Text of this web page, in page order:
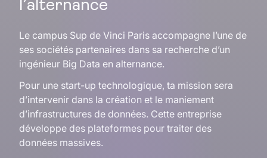
l’alternance
Le campus Sup de Vinci Paris accompagne l’une de
ses sociétés partenaires dans sa recherche d’un
ingénieur Big Data en alternance.
Pour une start-up technologique, ta mission sera
d’intervenir dans la création et le maniement
d’infrastructures de données. Cette entreprise
développe des plateformes pour traiter des
données massives.